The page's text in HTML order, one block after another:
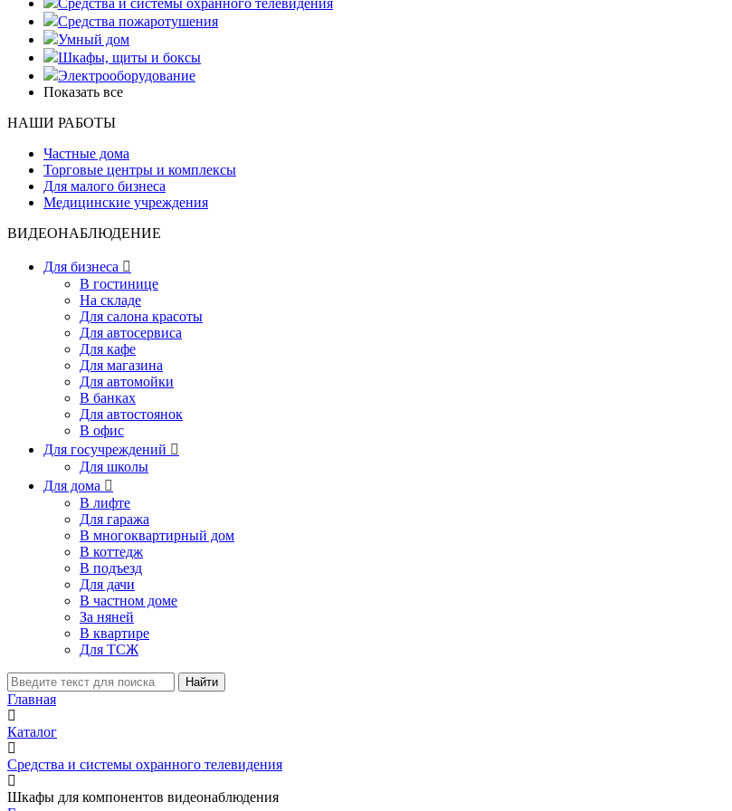
Средства и системы охранного телевидения
Средства пожаротушения
Умный дом
Шкафы, щиты и боксы
Электрооборудование
Показать все
НАШИ РАБОТЫ
Частные дома
Торговые центры и комплексы
Для малого бизнеса
Медицинские учреждения
ВИДЕОНАБЛЮДЕНИЕ
Для бизнеса 
В гостинице
На складе
Для салона красоты
Для автосервиса
Для кафе
Для магазина
Для автомойки
В банках
Для автостоянок
В офис
Для госучреждений 
Для школы
Для дома 
В лифте
Для гаража
В многоквартирный дом
В коттедж
В подъезд
Для дачи
В частном доме
За няней
В квартире
Для ТСЖ
Найти
Главная
Каталог
Средства и системы охранного телевидения
Шкафы для компонентов видеонаблюдения